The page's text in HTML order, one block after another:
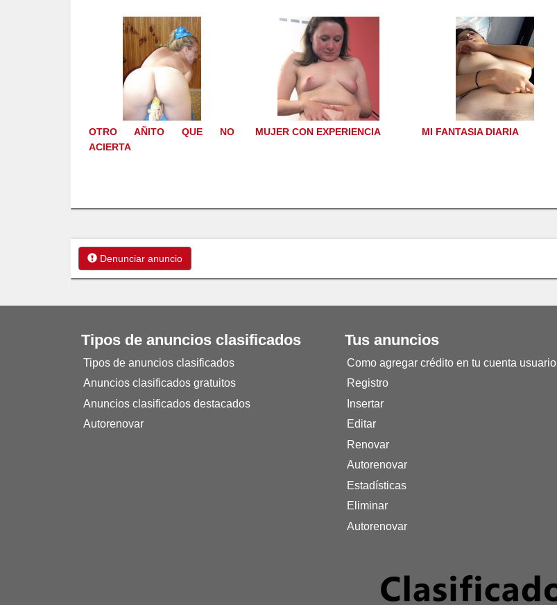
OTRO AÑITO QUE NO
ACIERTA
MUJER CON EXPERIENCIA MI FANTASIA DIARIA
Denunciar anuncio
Tipos de anuncios clasificados
Tipos de anuncios clasificados
Anuncios clasificados gratuitos
Anuncios clasificados destacados
Autorenovar
Tus anuncios
Como agregar crédito en tu cuenta usuario
Registro
Insertar
Editar
Renovar
Autorenovar
Estadísticas
Eliminar
Autorenovar